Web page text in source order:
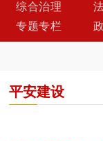
综合治理
专题专栏
平安建设